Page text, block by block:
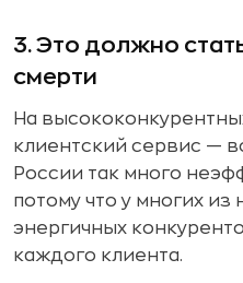
3. Это должно
смерти
На
клиентский сервис —
России так много
потому что у многих из
энергичных
каждого клиента.